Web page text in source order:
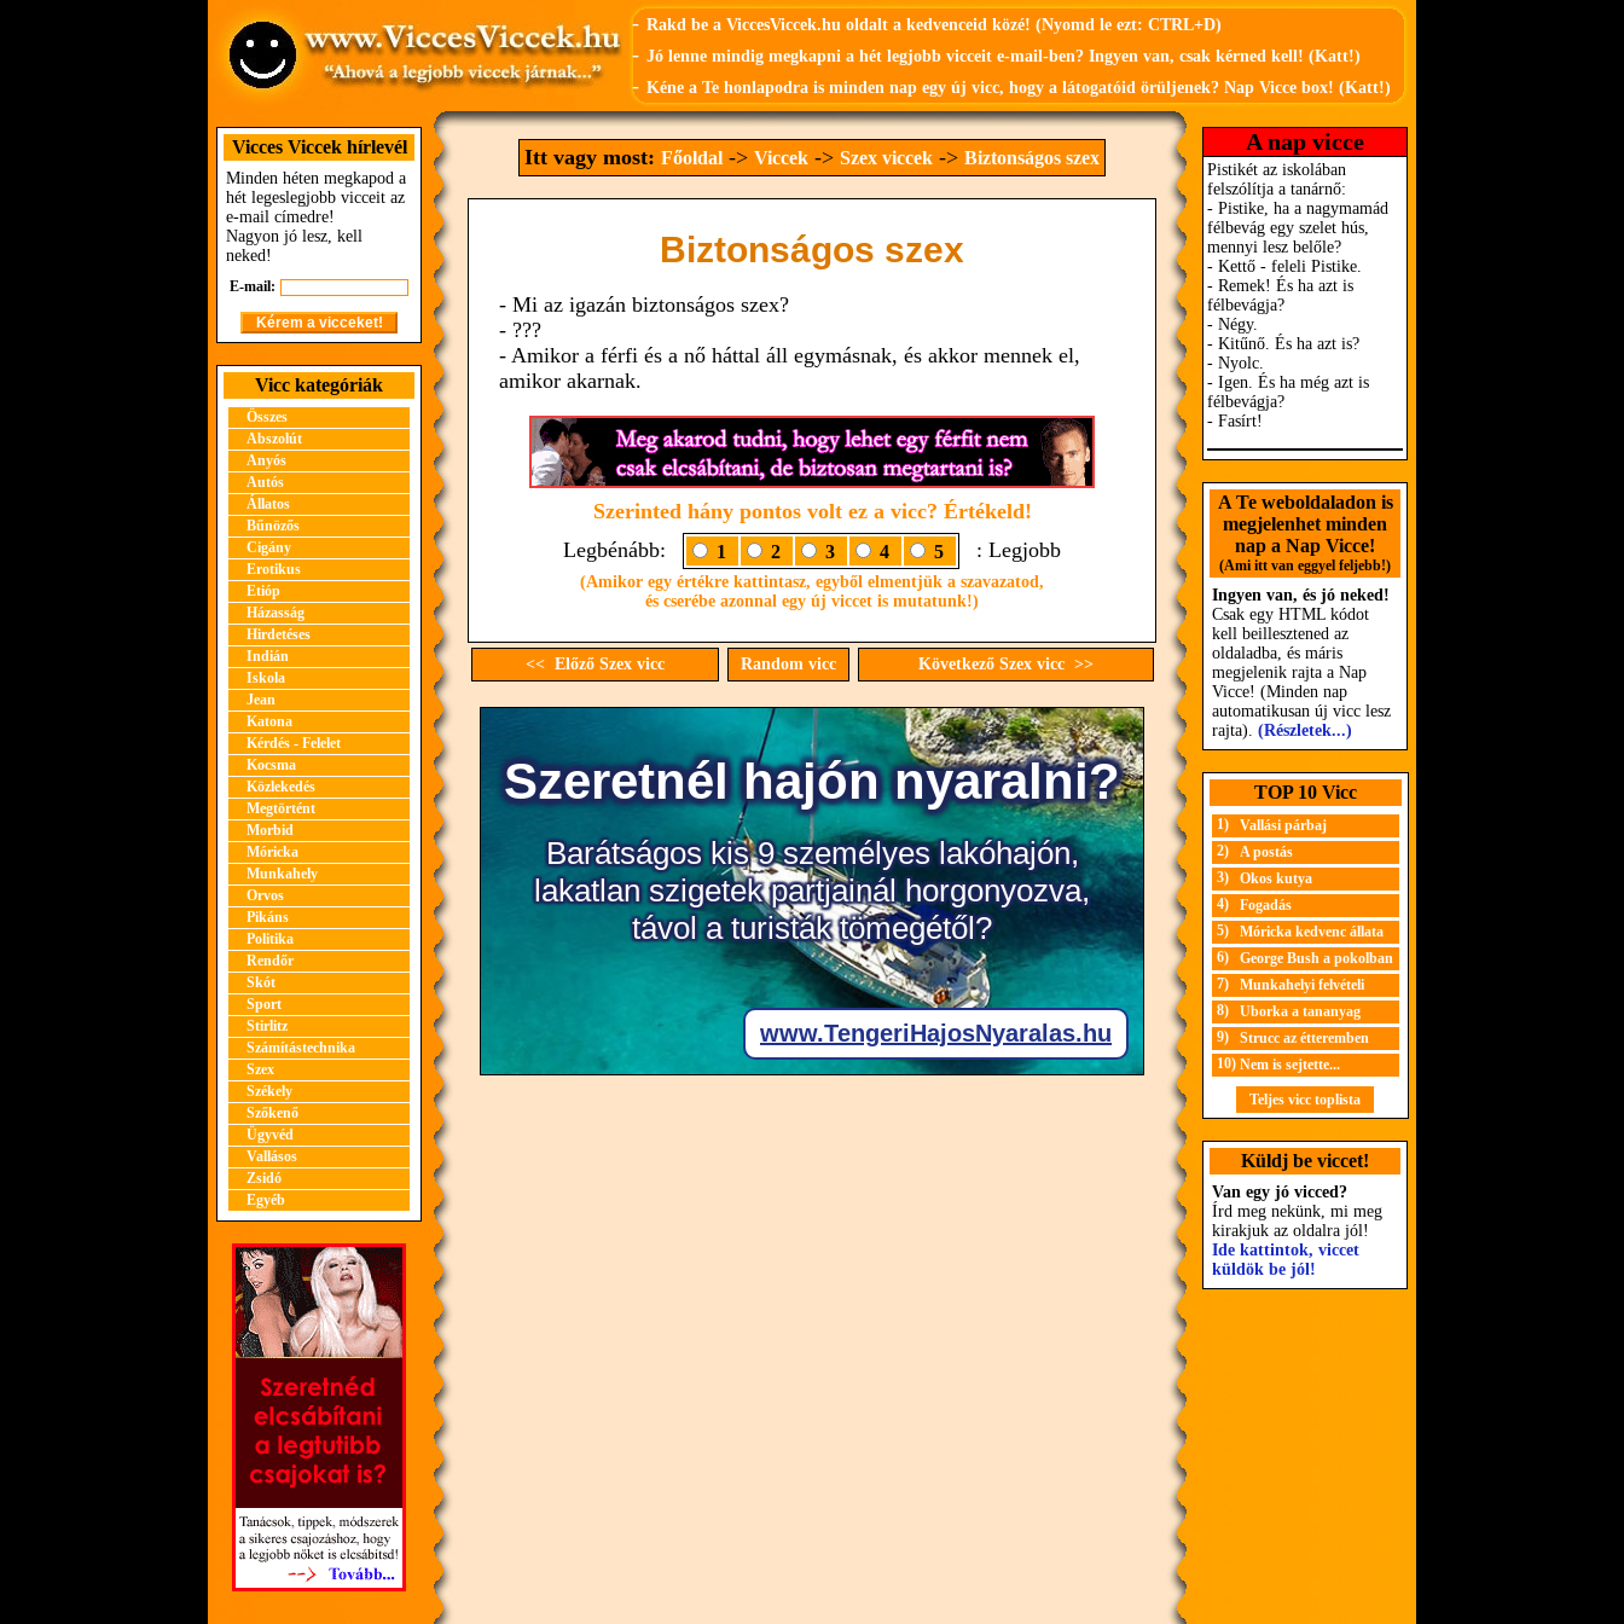
- Rakd be a ViccesViccek.hu oldalt a kedvenceid közé! (Nyomd le ezt: CTRL+D)
- Jó lenne mindig megkapni a hét legjobb vicceit e-mail-ben? Ingyen van, csak kérned kell! (Katt!)
- Kéne a Te honlapodra is minden nap egy új vicc, hogy a látogatóid örüljenek? Nap Vicce box! (Katt!)
Vicces Viccek hírlevél
Minden héten megkapod a
hét legeslegjobb vicceit az
e-mail címedre!
Nagyon jó lesz, kell
neked!
E-mail:
Vicc kategóriák
Összes
Abszolút
Anyós
Autós
Állatos
Bűnözős
Cigány
Erotikus
Etióp
Házasság
Hirdetéses
Indián
Iskola
Jean
Katona
Kérdés - Felelet
Kocsma
Közlekedés
Megtörtént
Morbid
Móricka
Munkahely
Orvos
Pikáns
Politika
Rendőr
Skót
Sport
Stirlitz
Számítástechnika
Szex
Székely
Szőkenő
Ügyvéd
Vallásos
Zsidó
Egyéb
Itt vagy most: Főoldal -> Viccek -> Szex viccek -> Biztonságos szex
Biztonságos szex
- Mi az igazán biztonságos szex?
- ???
- Amikor a férfi és a nő háttal áll egymásnak, és akkor mennek el,
amikor akarnak.
Szerinted hány pontos volt ez a vicc? Értékeld!
Legbénább:
1 2 3 4 5 : Legjobb
(Amikor egy értékre kattintasz, egyből elmentjük a szavazatod,
és cserébe azonnal egy új viccet is mutatunk!)
<< Előző Szex vicc Random vicc Következő Szex vicc >>
A nap vicce
A Te weboldaladon is
megjelenhet minden
nap a Nap Vicce!
(Ami itt van eggyel feljebb!)
Ingyen van, és jó neked!
Csak egy HTML kódot
kell beillesztened az
oldaladba, és máris
megjelenik rajta a Nap
Vicce! (Minden nap
automatikusan új vicc lesz
rajta). (Részletek...)
TOP 10 Vicc
1)
Vallási párbaj
2)
A postás
3)
Okos kutya
4)
Fogadás
5)
Móricka kedvenc állata
6)
George Bush a pokolban
7)
Munkahelyi felvételi
8)
Uborka a tananyag
9)
Strucc az étteremben
10) Nem is sejtette...
Teljes vicc toplista
Küldj be viccet!
Van egy jó vicced?
Írd meg nekünk, mi meg
kirakjuk az oldalra jól!
Ide kattintok, viccet
küldök be jól!